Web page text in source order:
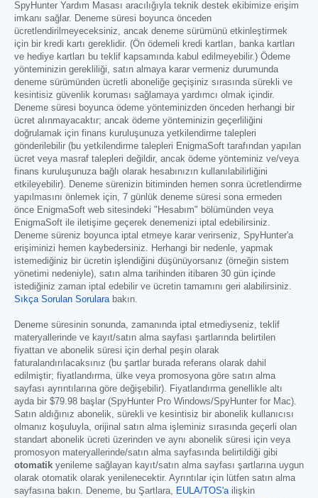
SpyHunter Yardım Masası aracılığıyla teknik destek ekibimize erişim
imkanı sağlar. Deneme süresi boyunca önceden
ücretlendirilmeyeceksiniz, ancak deneme sürümünü etkinleştirmek
için bir kredi kartı gereklidir. (Ön ödemeli kredi kartları, banka kartları
ve hediye kartları bu teklif kapsamında kabul edilmeyebilir.) Ödeme
yönteminizin gerekliliği, satın almaya karar vermeniz durumunda
deneme sürümünden ücretli aboneliğe geçişiniz sırasında sürekli ve
kesintisiz güvenlik koruması sağlamaya yardımcı olmak içindir.
Deneme süresi boyunca ödeme yönteminizden önceden herhangi bir
ücret alınmayacaktır; ancak ödeme yönteminizin geçerliliğini
doğrulamak için finans kuruluşunuza yetkilendirme talepleri
gönderilebilir (bu yetkilendirme talepleri EnigmaSoft tarafından yapılan
ücret veya masraf talepleri değildir, ancak ödeme yönteminiz ve/veya
finans kuruluşunuza bağlı olarak hesabınızın kullanılabilirliğini
etkileyebilir). Deneme sürenizin bitiminden hemen sonra ücretlendirme
yapılmasını önlemek için, 7 günlük deneme süresi sona ermeden
önce EnigmaSoft web sitesindeki "Hesabım" bölümünden veya
EnigmaSoft ile iletişime geçerek denemenizi iptal edebilirsiniz.
Deneme süreniz boyunca iptal etmeye karar verirseniz, SpyHunter'a
erişiminizi hemen kaybedersiniz. Herhangi bir nedenle, yapmak
istemediğiniz bir ücretin işlendiğini düşünüyorsanız (örneğin sistem
yönetimi nedeniyle), satın alma tarihinden itibaren 30 gün içinde
istediğiniz zaman iptal edebilir ve ücretin tamamını geri alabilirsiniz.
Sıkça Sorulan Sorularabakın.
Deneme süresinin sonunda, zamanında iptal etmediyseniz, teklif
materyallerinde ve kayıt/satın alma sayfası şartlarında belirtilen
fiyattan ve abonelik süresi için derhal peşin olarak
faturalandırılacaksınız (bu şartlar burada referans olarak dahil
edilmiştir; fiyatlandırma, ülke veya promosyona göre satın alma
sayfası ayrıntılarına göre değişebilir). Fiyatlandırma genellikle altı
ayda bir $79.98 başlar (SpyHunter Pro Windows/SpyHunter for Mac).
Satın aldığınız abonelik, sürekli ve kesintisiz bir abonelik kullanıcısı
olmanız koşuluyla, orijinal satın alma işleminiz sırasında geçerli olan
standart abonelik ücreti üzerinden ve aynı abonelik süresi için veya
promosyon materyallerinde/satın alma sayfasında belirtildiği gibi
otomatik yenileme sağlayan kayıt/satın alma sayfası şartlarına uygun
olarak otomatik olarak yenilenecektir. Ayrıntılar için lütfen satın alma
sayfasına bakın. Deneme, bu Şartlara, EULA/TOS'ailişkin